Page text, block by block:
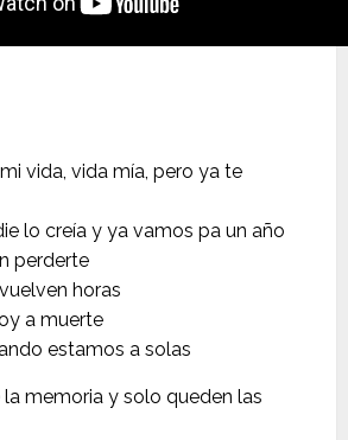
vida, vida mía, pero ya te
lo creía y ya vamos pa un año
perderte
horas
a muerte
estamos a solas
memoria y solo queden las